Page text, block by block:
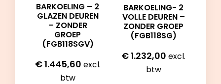
BARKOELING – 2
GLAZEN DEUREN
– ZONDER
GROEP
(FGB118SGV)
€1.445,60 excl.
btw
BARKOELING- 2
VOLLE DEUREN –
ZONDER GROEP
(FGB118SG)
€1.232,00 excl.
btw